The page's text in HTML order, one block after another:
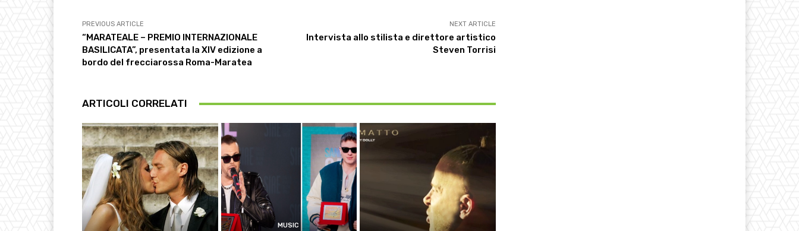
PREVIOUS ARTICLE
“MARATEALE – PREMIO INTERNAZIONALE
BASILICATA”, presentata la XIV edizione a
bordo del frecciarossa Roma-Maratea
NEXT ARTICLE
Intervista allo stilista e direttore artistico
Steven Torrisi
ARTICOLI CORRELATI
MUSIC